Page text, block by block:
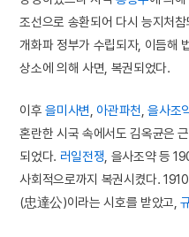
조선으로 송환되어 다시 능지처
개화파 정부가 수립되자, 이듬해
상소에 의해 사면, 복권되었다.
이후을미사변 아관파천 ,을사조
혼란한 시국 속에서도 김옥균은
되었다. 러일전쟁 , 을사조약 등
사회적으로까지 복권시켰다.
(忠達公)이라는 시호를 받았고,